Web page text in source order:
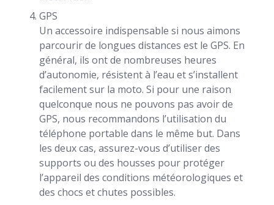
GPS
Un accessoire indispensable si nous aimons
parcourir de longues distances est le GPS. En
général, ils ont de nombreuses heures
d’autonomie, résistent à l’eau et s’installent
facilement sur la moto. Si pour une raison
quelconque nous ne pouvons pas avoir de
GPS, nous recommandons l’utilisation du
téléphone portable dans le même but. Dans
les deux cas, assurez-vous d’utiliser des
supports ou des housses pour protéger
l’appareil des conditions météorologiques et
des chocs et chutes possibles.